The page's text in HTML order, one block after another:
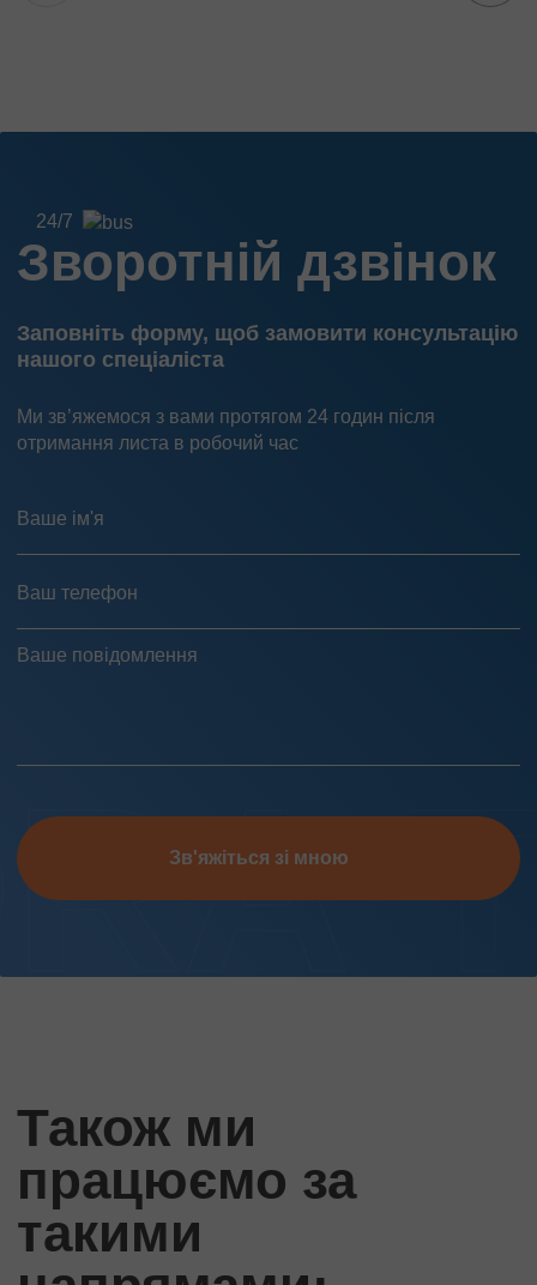
24/7
Зворотній дзвінок
Заповніть форму, щоб замовити консультацію
нашого спеціаліста
Ми зв’яжемося з вами протягом 24 годин після
отримання листа в робочий час
Зв'яжіться зі мною
Також ми
працюємо за
такими